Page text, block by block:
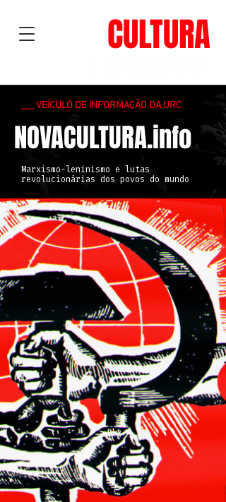
CULTURA
___ VEÍCULO DE INFORMAÇÃO DA URC
NOVACULTURA.info
Marxismo-leninismo e lutas
revolucionárias dos povos do mundo